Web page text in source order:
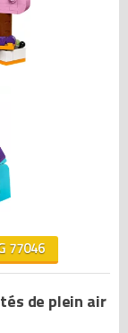
77046
de plein air